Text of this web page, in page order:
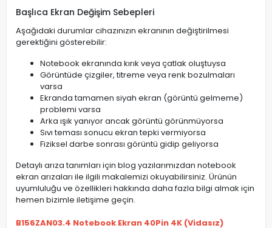
Başlıca Ekran Değişim Sebepleri
Aşağıdaki durumlar cihazınızın ekranının değiştirilmesi
gerektiğini gösterebilir:
Notebook ekranında kırık veya çatlak oluştuysa
Görüntüde çizgiler, titreme veya renk bozulmaları
varsa
Ekranda tamamen siyah ekran (görüntü gelmeme)
problemi varsa
Arka ışık yanıyor ancak görüntü görünmüyorsa
Sıvı teması sonucu ekran tepki vermiyorsa
Fiziksel darbe sonrası görüntü gidip geliyorsa
Detaylı arıza tanımları için blog yazılarımızdan notebook
ekran arızaları ile ilgili makalemizi okuyabilirsiniz. Ürünün
uyumluluğu ve özellikleri hakkında daha fazla bilgi almak için
hemen bizimle iletişime geçin.
B156ZAN03.4 Notebook Ekran 40Pin 4K (Vidasız)